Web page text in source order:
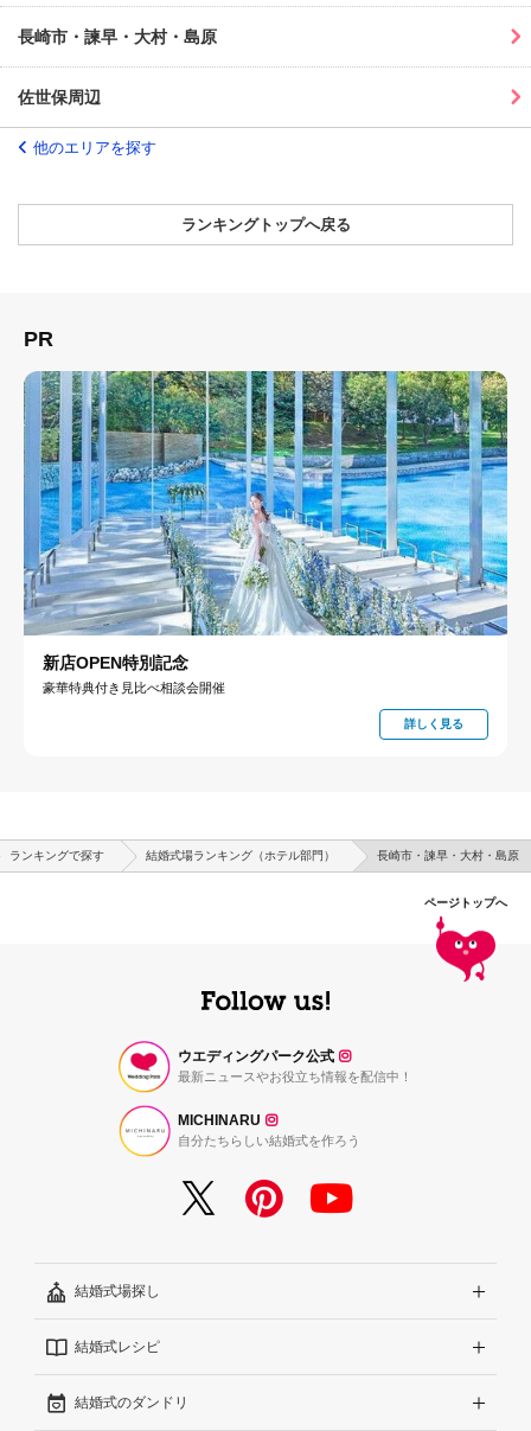
長崎市・諫早・大村・島原
佐世保周辺
他のエリアを探す
ランキングトップへ戻る
PR
新店OPEN特別記念
豪華特典付き見比べ相談会開催
詳しく見る
ランキングで探す 結婚式場ランキング（ホテル部門） 長崎市・諫早・大村・島原
ページトップへ
ウエディングパーク公式
最新ニュースやお役立ち情報を配信中！
MICHINARU
自分たちらしい結婚式を作ろう
結婚式場探し
エリアから探す
こだわりから探す
結婚式レシピ
結婚式準備レポート『ハナレポ』
結婚式のダンドリ